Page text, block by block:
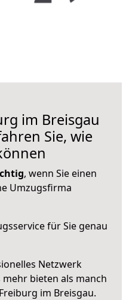
im Breisgau
Sie, wie
, wenn Sie einen
Umzugsfirma
für Sie genau
Netzwerk
bieten als manch
im Breisgau.